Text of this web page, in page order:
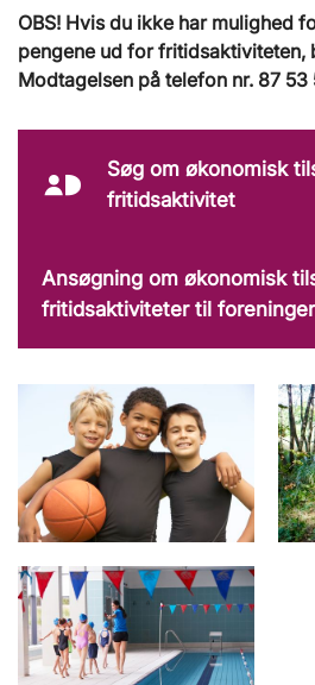
OBS! Hvis du ikke har mulighed
pengene ud for fritidsaktiviteten,
Modtagelsen på telefon nr. 87 53
MitId
Søg om økonomisk
fritidsaktivitet
Ansøgning om økonomisk
fritidsaktiviteter til foreninger